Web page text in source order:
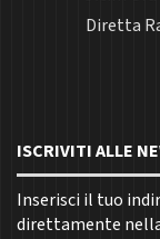
Diretta
ISCRIVITI ALLE
Inserisci il tuo
direttamente